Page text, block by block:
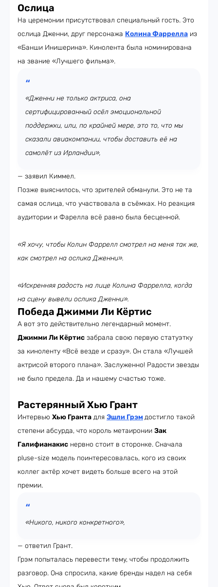
Ослица
На церемонии присутствовал специальный гость. Это
ослица Дженни, друг персонажа Колина Фаррелла из
«Банши Инишерина». Кинолента была номинирована
на звание «Лучшего фильма».
«Дженни не только актриса, она
сертифицированный осёл эмоциональной
поддержки, или, по крайней мере, это то, что мы
сказали авиакомпании, чтобы доставить её на
самолёт из Ирландии»,
— заявил Киммел.
Позже выяснилось, что зрителей обманули. Это не та
самая ослица, что участвовала в съёмках. Но реакция
аудитории и Фарелла всё равно была бесценной.
«Я хочу, чтобы Колин Фаррелл смотрел на меня так же,
как смотрел на ослика Дженни».
«Искренняя радость на лице Колина Фаррелла, когда
на сцену вывели ослика Дженни».
Победа Джимми Ли Кёртис
А вот это действительно легендарный момент.
Джимми Ли Кёртис забрала свою первую статуэтку
за киноленту «Всё везде и сразу». Он стала «Лучшей
актрисой второго плана». Заслуженно! Радости звезды
не было предела. Да и нашему счастью тоже.
Растерянный Хью Грант
Интервью Хью Гранта для Эшли Грэм достигло такой
степени абсурда, что король метаиронии Зак
Галифианакис нервно стоит в сторонке. Сначала
pluse-size модель поинтересовалась, кого из своих
коллег актёр хочет видеть больше всего на этой
премии.
«Никого, никого конкретного»,
— ответил Грант.
Грэм попыталась перевести тему, чтобы продолжить
разговор. Она спросила, какие бренды надел на себя